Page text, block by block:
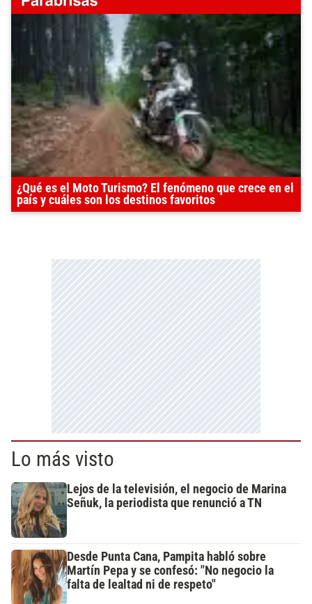
¿Qué es el Moto Turismo? El fenómeno que crece en el
país y cuáles son los destinos favoritos
Lo más visto
Lejos de la televisión, el negocio de Marina
Señuk, la periodista que renunció a TN
Desde Punta Cana, Pampita habló sobre
Martín Pepa y se confesó: "No negocio la
falta de lealtad ni de respeto"